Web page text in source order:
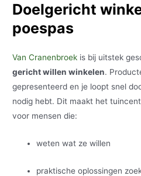
Doelgericht
poespas
Van Cranenbroek is bij uitstek
gericht willen winkelen.
gepresenteerd en je loopt snel
nodig hebt. Dit maakt het
voor mensen die:
weten wat ze willen
praktische oplossingen